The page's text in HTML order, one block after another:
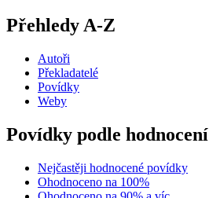
Přehledy A-Z
Autoři
Překladatelé
Povídky
Weby
Povídky podle hodnocení
Nejčastěji hodnocené povídky
Ohodnoceno na 100%